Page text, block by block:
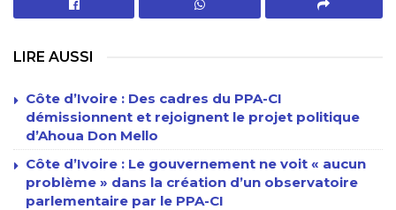
LIRE AUSSI
Côte d’Ivoire : Des cadres du PPA-CI
démissionnent et rejoignent le projet politique
d’Ahoua Don Mello
Côte d’Ivoire : Le gouvernement ne voit « aucun
problème » dans la création d’un observatoire
parlementaire par le PPA-CI